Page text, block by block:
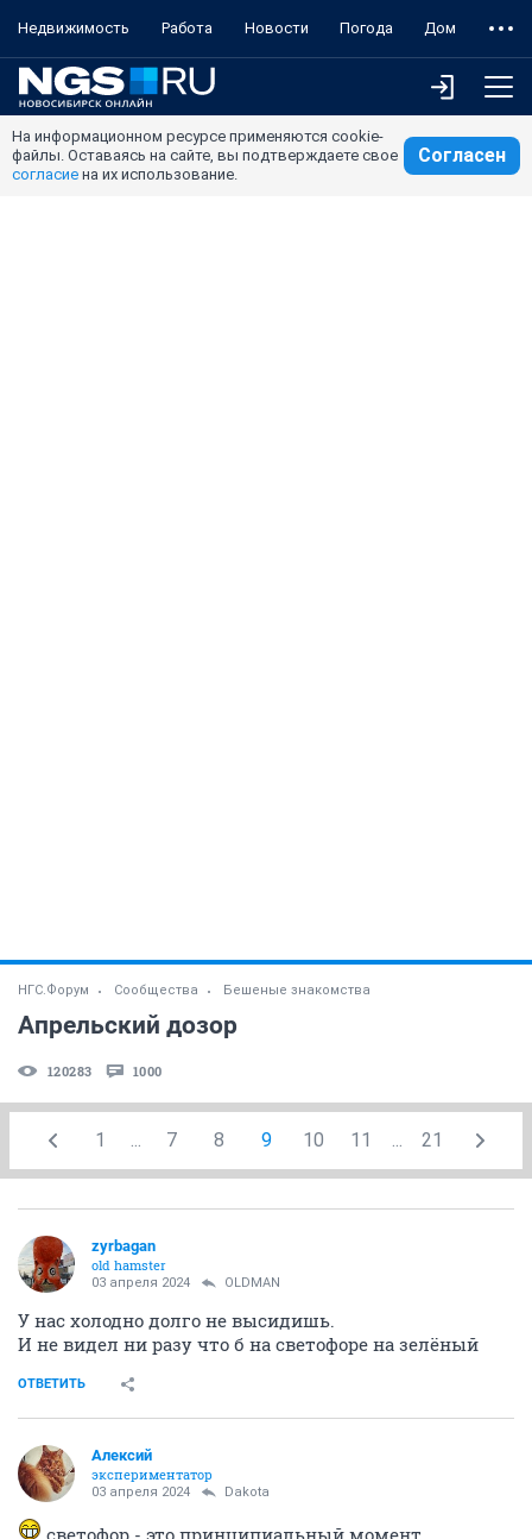
Недвижимость Работа Новости Погода Дом
На информационном ресурсе применяются cookie-
файлы. Оставаясь на сайте, вы подтверждаете свое
согласие на их использование.
Согласен
НГС.Форум Сообщества Бешеные знакомства
Апрельский дозор
120283 1000
1 7 8 9 10 11 21
zyrbagan
old hamster
03 апреля 2024 OLDMAN
У нас холодно долго не высидишь.
И не видел ни разу что б на светофоре на зелёный
ОТВЕТИТЬ
Алексий
экспериментатор
03 апреля 2024 Dаkota
светофор - это принципиальный момент